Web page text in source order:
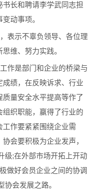
长和聘请李学武同志担
动事项。
表示不辜负领导、各位理
维、努力实践。
作是部门和企业的桥梁与
绩，在反映诉求、行业
量安全水平提高等作了
织职能，赢得了行业的
作要紧紧围绕企业需
会要积极为企业发声，
级;在外部市场开拓上开动
做好会员企业之间的协调
会发展之路。